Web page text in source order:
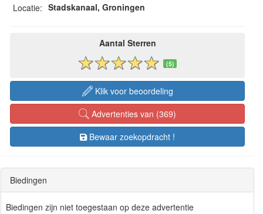
Locatie: Stadskanaal, Groningen
Aantal Sterren
(5)
Klik voor beoordeling
Advertenties van (369)
Bewaar zoekopdracht !
Biedingen
Biedingen zijn niet toegestaan op deze advertentie